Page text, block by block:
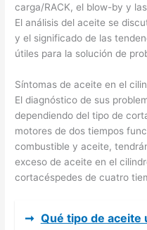
carga/RACK, el blow-by y
El análisis del aceite se
y el significado de las
útiles para la solución de
Síntomas de aceite en el
El diagnóstico de sus
dependiendo del tipo de
motores de dos tiempos
combustible y aceite,
exceso de aceite en el
cortacéspedes de cuatro
➞ Qué tipo de aceite